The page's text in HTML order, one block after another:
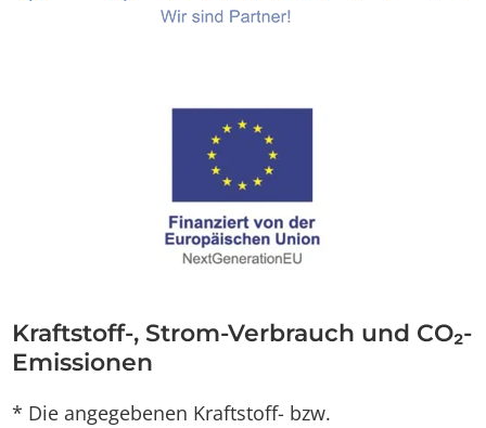
Kraftstoff-, Strom-Verbrauch und CO₂-
Emissionen
* Die angegebenen Kraftstoff- bzw.